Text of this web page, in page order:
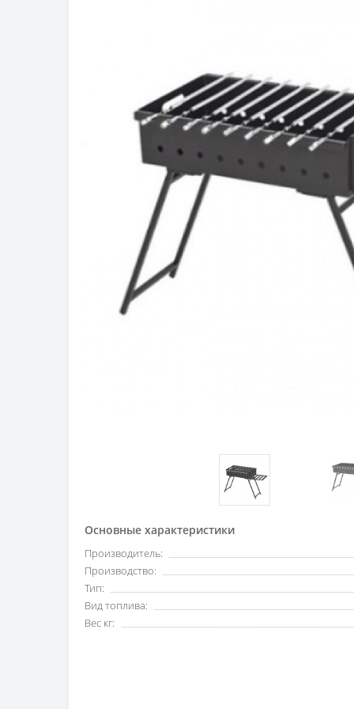
Основные характеристики
Производитель:
Производство:
Тип:
Вид топлива:
Вес кг: